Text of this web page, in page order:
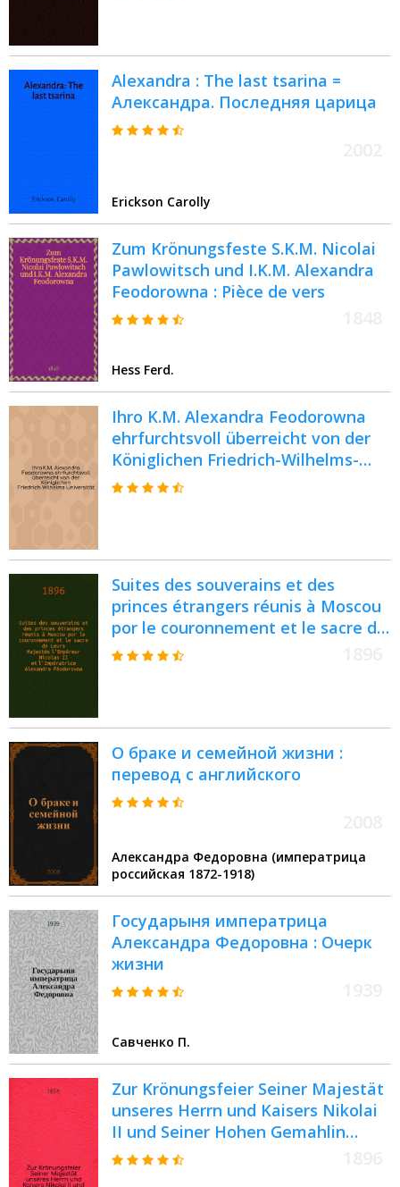
Alexandra : The last tsarina =
Александра. Последняя царица
Erickson Carolly
Zum Krönungsfeste S.K.M. Nicolai
Pawlowitsch und I.K.M. Alexandra
Feodorowna : Pièce de vers
Hess Ferd.
Ihro K.M. Alexandra Feodorowna
ehrfurchtsvoll überreicht von der
Königlichen Friedrich-Wilhelms-
Universität : Pièce de vers
Suites des souverains et des
princes étrangers réunis à Moscou
por le couronnement et le sacre de
Leurs Majestés l'Empéreur Nicolas
О браке и семейной жизни :
перевод с английского
Александра Федоровна (императрица
российская 1872-1918)
Государыня императрица
Александра Федоровна : Очерк
жизни
Савченко П.
Zur Krönungsfeier Seiner Majestät
unseres Herrn und Kaisers Nikolai
II und Seiner Hohen Gemahlin
unserer Herrin und Kaiserin